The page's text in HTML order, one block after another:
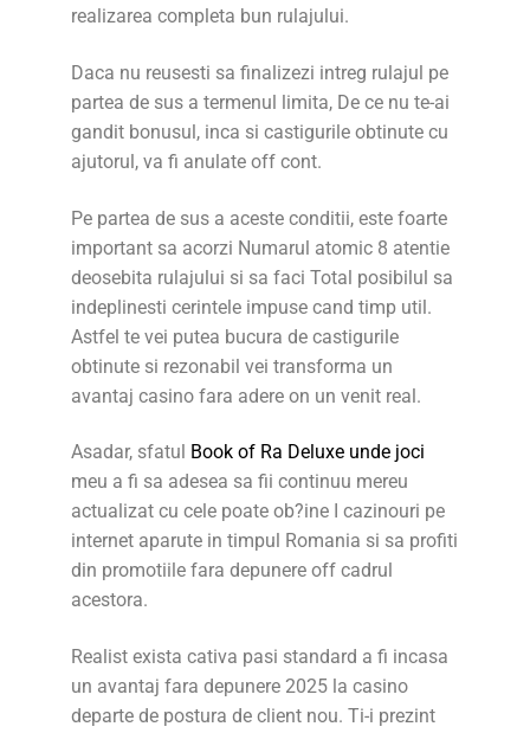
realizarea completa bun rulajului.
Daca nu reusesti sa finalizezi intreg rulajul pe
partea de sus a termenul limita, De ce nu te-ai
gandit bonusul, inca si castigurile obtinute cu
ajutorul, va fi anulate off cont.
Pe partea de sus a aceste conditii, este foarte
important sa acorzi Numarul atomic 8 atentie
deosebita rulajului si sa faci Total posibilul sa
indeplinesti cerintele impuse cand timp util.
Astfel te vei putea bucura de castigurile
obtinute si rezonabil vei transforma un
avantaj casino fara adere on un venit real.
Asadar, sfatul Book of Ra Deluxe unde joci
meu a fi sa adesea sa fii continuu mereu
actualizat cu cele poate ob?ine I cazinouri pe
internet aparute in timpul Romania si sa profiti
din promotiile fara depunere off cadrul
acestora.
Realist exista cativa pasi standard a fi incasa
un avantaj fara depunere 2025 la casino
departe de postura de client nou. Ti-i prezint